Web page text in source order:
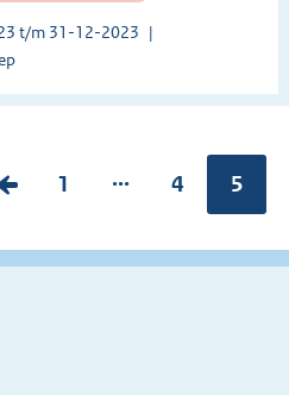
t/m 31-12-2023
V
r
P
g
1 ...
P
g
4 5